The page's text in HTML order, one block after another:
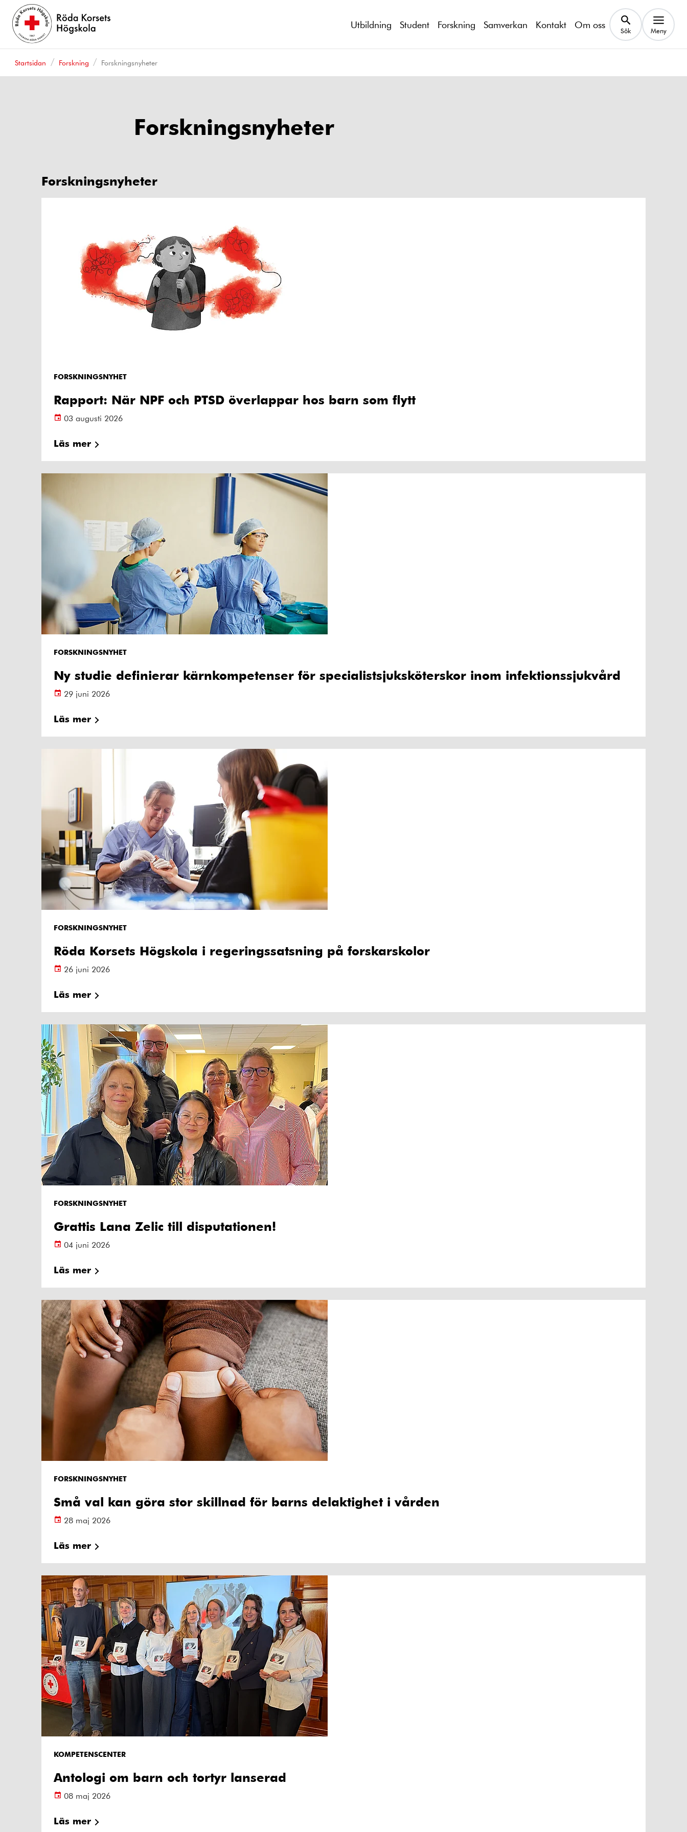
Utbildning Student Forskning Samverkan Kontakt Om oss Sök Meny
Startsidan Forskning Forskningsnyheter
Forskningsnyheter
Forskningsnyheter
FORSKNINGSNYHET
Rapport: När NPF och PTSD överlappar hos barn som flytt
03 augusti 2026
Läs mer
FORSKNINGSNYHET
Ny studie definierar kärnkompetenser för specialistsjuksköterskor inom infektionssjukvård
29 juni 2026
Läs mer
FORSKNINGSNYHET
Röda Korsets Högskola i regeringssatsning på forskarskolor
26 juni 2026
Läs mer
FORSKNINGSNYHET
Grattis Lana Zelic till disputationen!
04 juni 2026
Läs mer
FORSKNINGSNYHET
Små val kan göra stor skillnad för barns delaktighet i vården
28 maj 2026
Läs mer
KOMPETENSCENTER
Antologi om barn och tortyr lanserad
08 maj 2026
Läs mer